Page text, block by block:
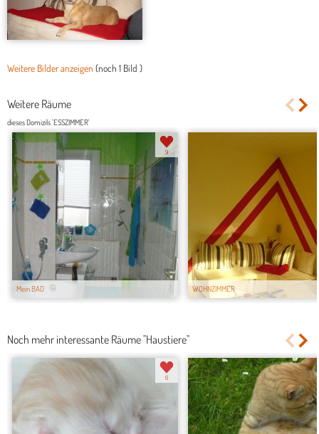
Weitere Bilder anzeigen (noch 1 Bild )
Weitere Räume
dieses Domizils 'ESSZIMMER'
Mein BAD
9
WOHNZIMMER
Noch mehr interessante Räume "Haustiere"
6